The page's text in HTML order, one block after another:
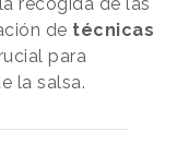
de técnicas
para
la salsa.